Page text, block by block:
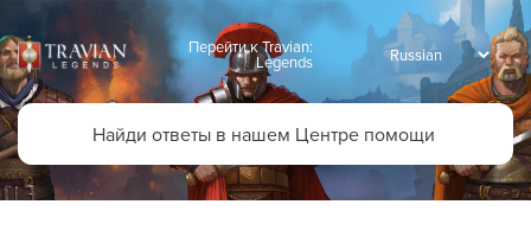
Перейти к Travian:
Legends